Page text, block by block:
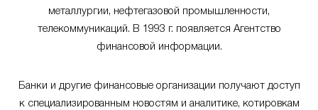
металлургии, нефтегазовой промышленности,
телекоммуникаций. В 1993 г. появляется Агентство
финансовой информации.
Банки и другие финансовые организации получают доступ
к специализированным новостям и аналитике, котировкам